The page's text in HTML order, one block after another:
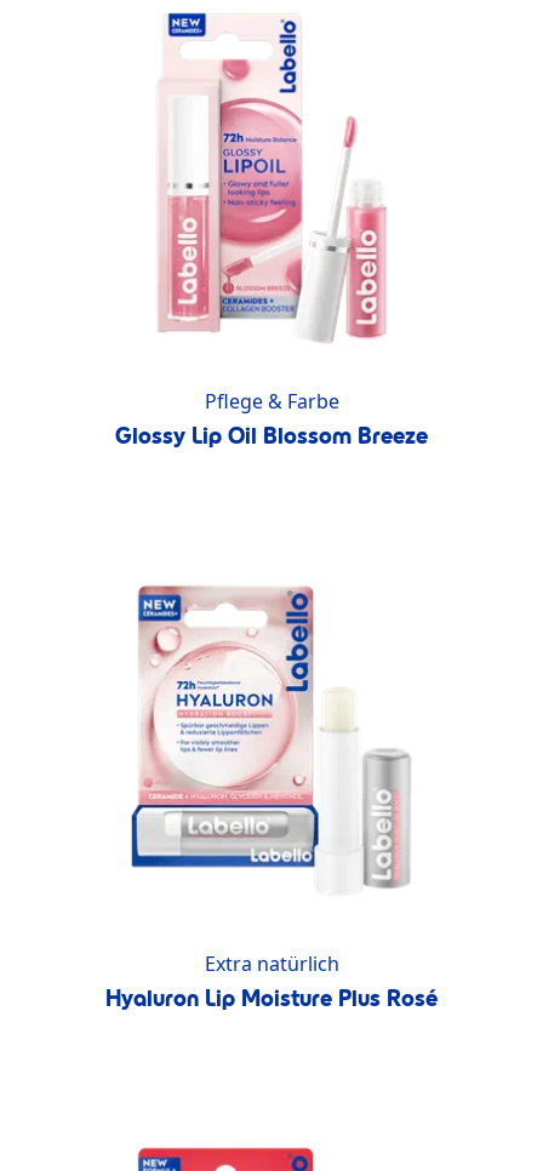
Pflege & Farbe
Glossy Lip Oil Blossom Breeze
Extra natürlich
Hyaluron Lip Moisture Plus Rosé